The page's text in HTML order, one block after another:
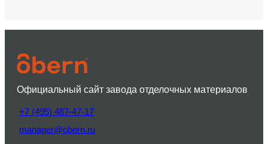
Официальный сайт завода отделочных материалов
+7 (495) 487-47-17
manager@obern.ru